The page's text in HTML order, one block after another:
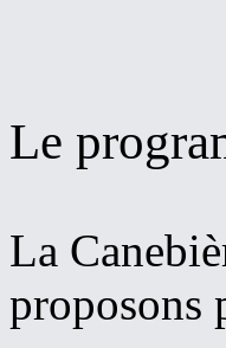
Le
La
proposons